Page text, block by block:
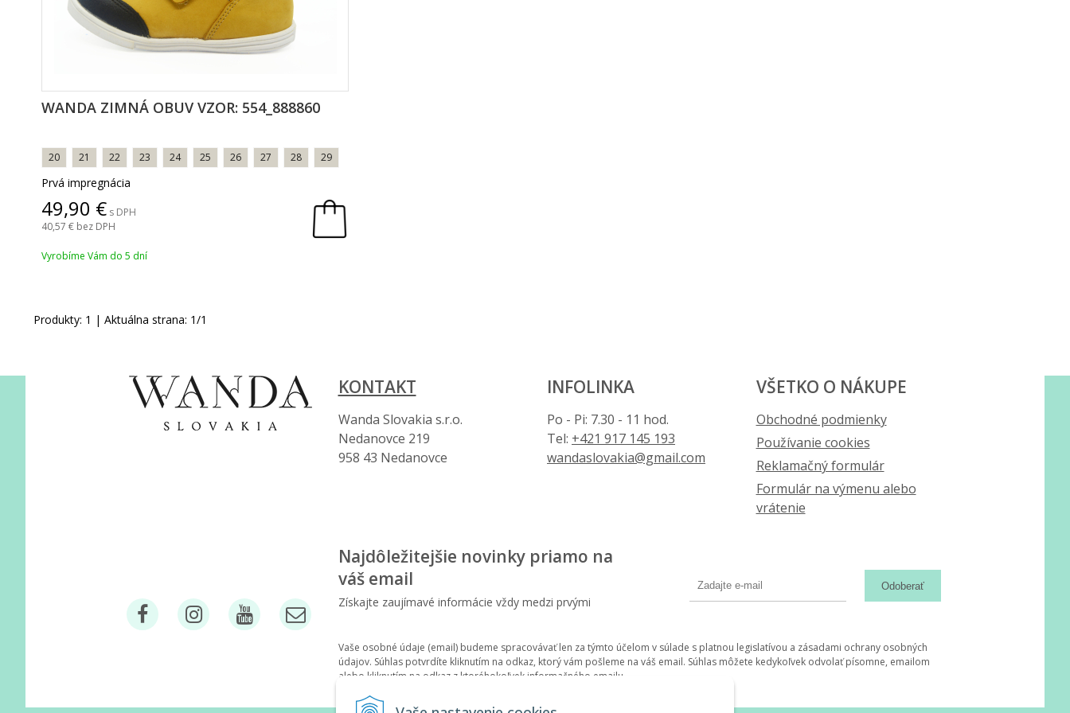
WANDA ZIMNÁ OBUV VZOR: 554_888860
20 21 22 23 24 25 26 27 28 29
Prvá impregnácia
49,90
s DPH
40,57 bez DPH
Vyrobíme Vám do 5 dní
Produkty: 1 | Aktuálna strana: 1/1
KONTAKT
Wanda Slovakia s.r.o.
Nedanovce 219
958 43 Nedanovce
INFOLINKA
Po - Pi: 7.30 - 11 hod.
Tel: +421 917 145 193
wandaslovakia@gmail.com
VŠETKO O NÁKUPE
Obchodné podmienky
Používanie cookies
Reklamačný formulár
Formulár na výmenu alebo
vrátenie
Najdôležitejšie novinky priamo na
váš email
Získajte zaujímavé informácie vždy medzi prvými
Odoberať
Vaše osobné údaje (email) budeme spracovávať len za týmto účelom v súlade s platnou legislatívou a zásadami ochrany osobných
údajov. Súhlas potvrdíte kliknutím na odkaz, ktorý vám pošleme na váš email. Súhlas môžete kedykoľvek odvolať písomne, emailom
alebo kliknutím na odkaz z ktoréhokoľvek informačného emailu.